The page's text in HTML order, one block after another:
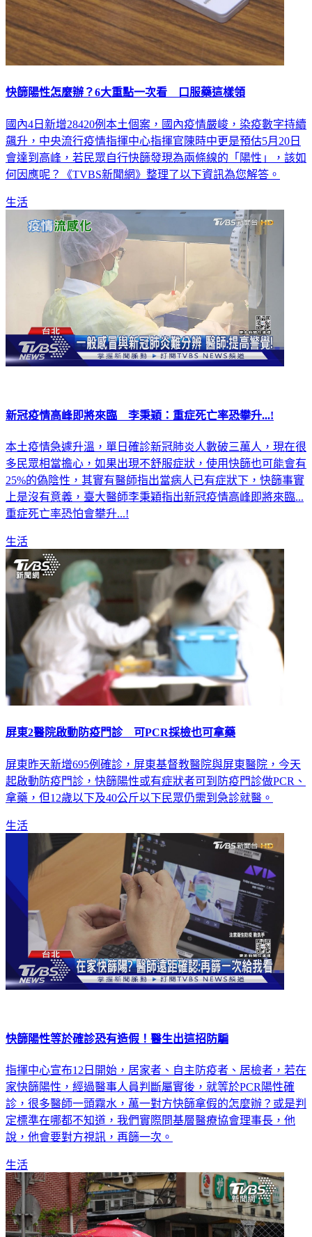
快篩陽性怎麼辦？6大重點一次看 口服藥這樣領
國內4日新增28420例本土個案，國內疫情嚴峻，染疫數字持續
飆升，中央流行疫情指揮中心指揮官陳時中更是預估5月20日
會達到高峰，若民眾自行快篩發現為兩條線的「陽性」，該如
何因應呢？《TVBS新聞網》整理了以下資訊為您解答。
生活
新冠疫情高峰即將來臨 李秉穎：重症死亡率恐攀升...!
本土疫情急遽升溫，單日確診新冠肺炎人數破三萬人，現在很
多民眾相當擔心，如果出現不舒服症狀，使用快篩也可能會有
25%的偽陰性，其實有醫師指出當病人已有症狀下，快篩事實
上是沒有意義，臺大醫師李秉穎指出新冠疫情高峰即將來臨...
重症死亡率恐怕會攀升...!
生活
屏東2醫院啟動防疫門診 可PCR採檢也可拿藥
屏東昨天新增695例確診，屏東基督教醫院與屏東醫院，今天
起啟動防疫門診，快篩陽性或有症狀者可到防疫門診做PCR、
拿藥，但12歲以下及40公斤以下民眾仍需到急診就醫。
生活
快篩陽性等於確診恐有造假！醫生出這招防騙
指揮中心宣布12日開始，居家者、自主防疫者、居檢者，若在
家快篩陽性，經過醫事人員判斷屬實後，就等於PCR陽性確
診，很多醫師一頭霧水，萬一對方快篩拿假的怎麼辦？或是判
定標準在哪都不知道，我們實際問基層醫療協會理事長，他
說，他會要對方視訊，再篩一次。
生活